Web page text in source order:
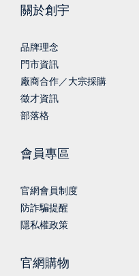
關於創宇
品牌理念
門市資訊
廠商合作／大宗採購
徵才資訊
部落格
會員專區
官網會員制度
防詐騙提醒
隱私權政策
官網購物